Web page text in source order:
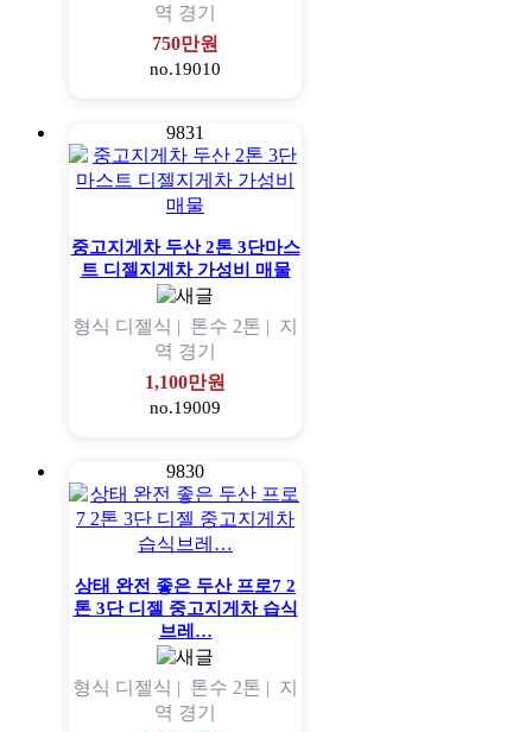
역 경기
750만원
no.19010
9831
중고지게차 두산 2톤 3단마스
트 디젤지게차 가성비 매물
형식 디젤식 | 톤수 2톤 | 지
역 경기
1,100만원
no.19009
9830
상태 완전 좋은 두산 프로7 2
톤 3단 디젤 중고지게차 습식
브레…
형식 디젤식 | 톤수 2톤 | 지
역 경기